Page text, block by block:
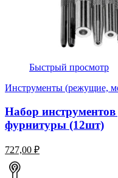
Быстрый просмотр
Инструменты (режущие,
Набор
фурнитуры (12шт)
727,00 ₽